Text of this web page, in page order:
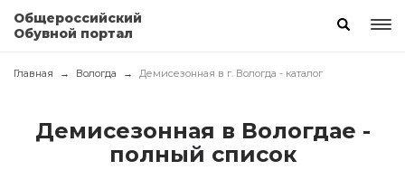
Общероссийский
Обувной портал
Главная Вологда Демисезонная в г. Вологда - каталог
Демисезонная в Вологдае -
полный список